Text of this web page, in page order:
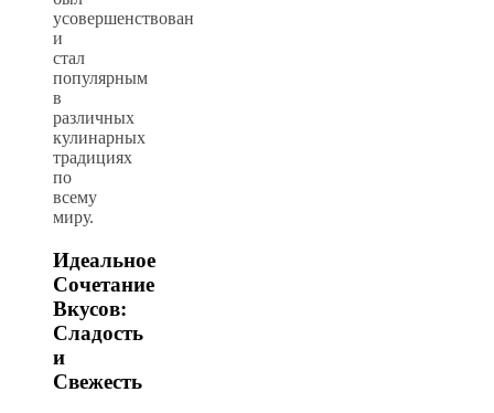
усовершенствован
и
стал
популярным
в
различных
кулинарных
традициях
по
всему
миру.
Идеальное
Сочетание
Вкусов:
Сладость
и
Свежесть